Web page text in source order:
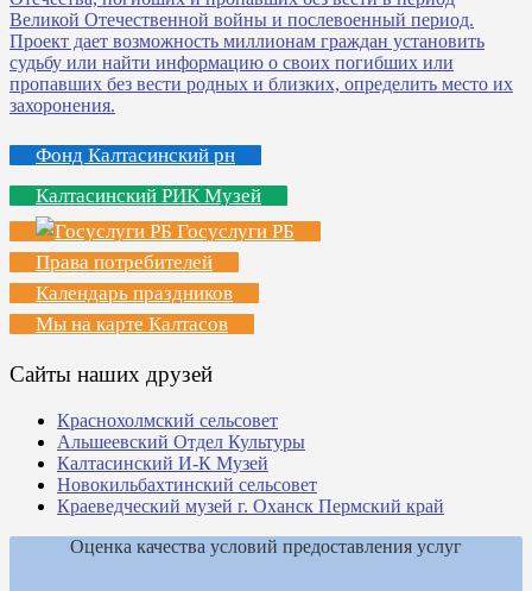
Фонд Калтасинский рн
Калтасинский РИК Музей
Госуслуги РБ
Права потребителей
Календарь праздников
Мы на карте Калтасов
Сайты наших друзей
Краснохолмский сельсовет
Альшеевский Отдел Культуры
Калтасинский И-К Музей
Новокильбахтинский сельсовет
Краеведческий музей г. Оханск Пермский край
Оценка качества условий предоставления услуг